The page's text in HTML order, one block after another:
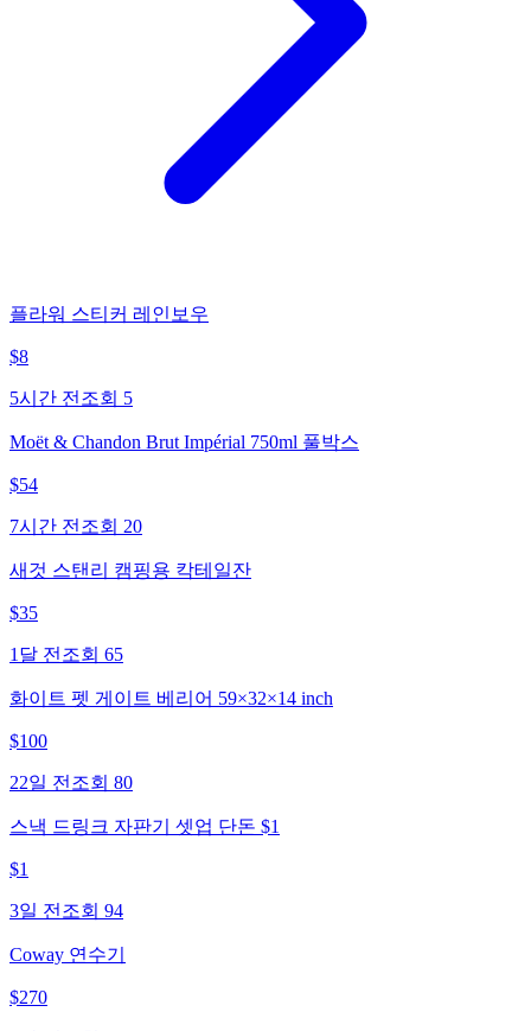
플라워 스티커 레인보우
$8
5시간 전 조회 5
Moët & Chandon Brut Impérial 750ml 풀박스
$54
7시간 전 조회 20
새것 스탠리 캠핑용 칵테일잔
$35
1달 전 조회 65
화이트 펫 게이트 베리어 59×32×14 inch
$100
22일 전 조회 80
스낵 드링크 자판기 셋업 단돈 $1
$1
3일 전 조회 94
Coway 연수기
$270